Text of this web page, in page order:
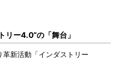
リー4.0”の「舞台」
新活動「インダストリー